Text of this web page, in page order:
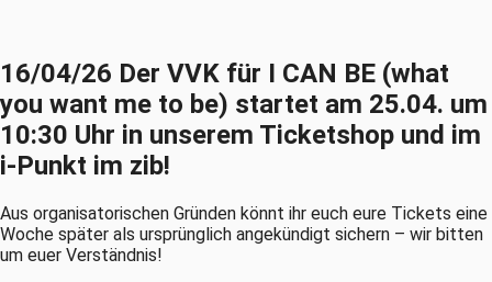
16/04/26 Der VVK für I CAN BE (what
you want me to be) startet am 25.04. um
10:30 Uhr in unserem Ticketshop und im
i-Punkt im zib!
Aus organisatorischen Gründen könnt ihr euch eure Tickets eine
Woche später als ursprünglich angekündigt sichern – wir bitten
um euer Verständnis!